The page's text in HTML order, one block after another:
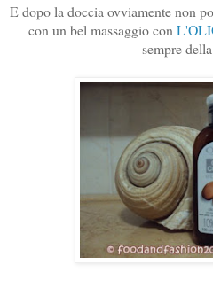
E dopo la doccia ovviamente non
con un bel massaggio con
sempre